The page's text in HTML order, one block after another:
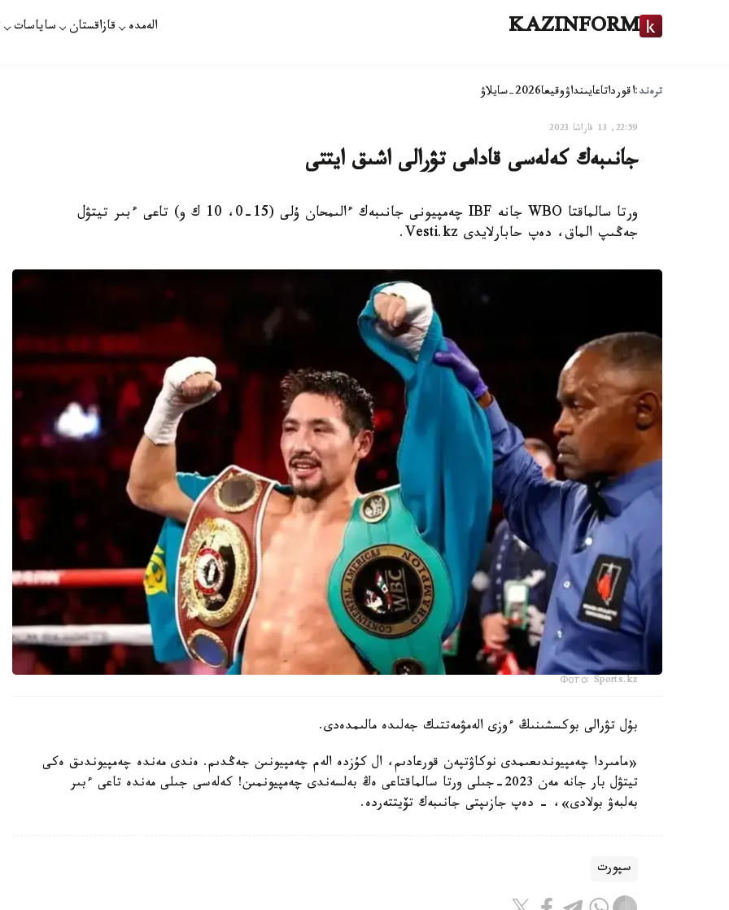
KAZINFORM الەمدە قازاقستان ساياسات
ترەند:اقورداتاعايىنداۋوقيعا2026-سايلاۋ
22:59, 13 قاراشا 2023
جانىبەك كەلەسى قادامى تۋرالى اشىق ايتتى
ورتا سالماقتا WBO جانە IBF چەمپيونى جانىبەك ءالىمحان ۇلى (15-0، 10 ك و) تاعى ءبىر تيتۋل
جەڭىپ الماق، دەپ حابارلايدى Vesti.kz.
Фото: Sports.kz
بۇل تۋرالى بوكسشىنىڭ ءوزى الەمۋمەتتىك جەلىدە مالىمدەدى.
«مامىردا چەمپيوندىعىمدى نوكاۋتپەن قورعادىم، ال كۇزدە الەم چەمپيونىن جەڭدىم. ەندى مەندە چەمپيوندىق ەكى
تيتۋل بار جانە مەن 2023-جىلى ورتا سالماقتاعى ەڭ بەلسەندى چەمپيونمىن! كەلەسى جىلى مەندە تاعى ءبىر
بەلبەۋ بولادى»، - دەپ جازىپتى جانىبەك تۆيتتەردە.
سپورت